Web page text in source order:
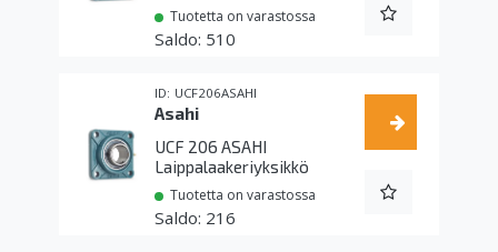
Tuotetta on varastossa
510
UCF206ASAHI
Asahi
UCF 206 ASAHI
Laippalaakeriyksikkö
Tuotetta on varastossa
216